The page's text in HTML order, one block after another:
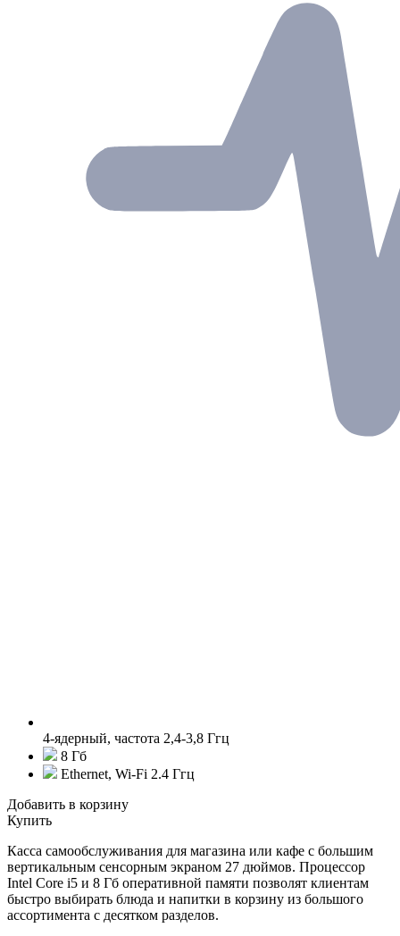
4-ядерный, частота 2,4-3,8 Ггц
8 Гб
Ethernet, Wi-Fi 2.4 Ггц
Добавить в корзину
Купить
Касса самообслуживания для магазина или кафе с большим
вертикальным сенсорным экраном 27 дюймов. Процессор
Intel Core i5 и 8 Гб оперативной памяти позволят клиентам
быстро выбирать блюда и напитки в корзину из большого
ассортимента с десятком разделов.